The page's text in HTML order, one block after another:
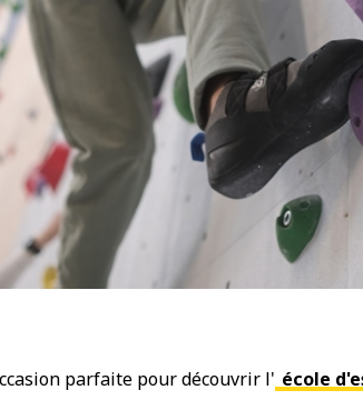
parfaite pour découvrir l' école